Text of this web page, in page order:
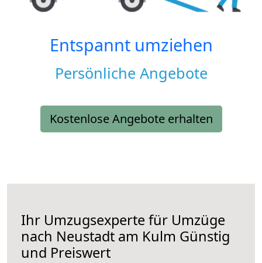
Entspannt umziehen
Persönliche Angebote
Kostenlose Angebote erhalten
Ihr Umzugsexperte für Umzüge
nach Neustadt am Kulm Günstig
und Preiswert